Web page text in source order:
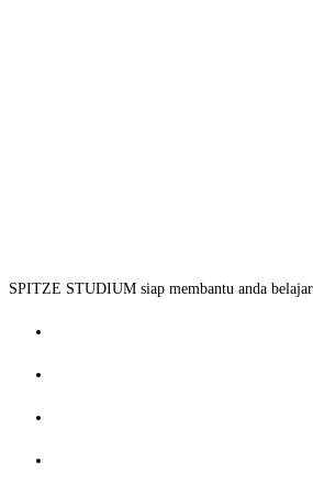
SPITZE STUDIUM siap membantu anda belajar